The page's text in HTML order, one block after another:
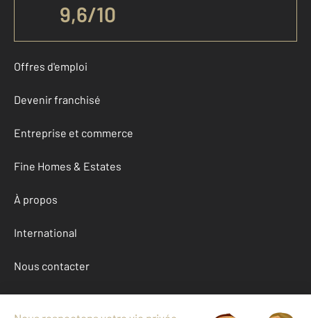
9,6/10
Offres d'emploi
Devenir franchisé
Entreprise et commerce
Fine Homes & Estates
À propos
International
Nous contacter